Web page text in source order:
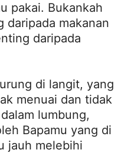
pakai. Bukankah
makanan
daripada
di langit, yang
menuai dan tidak
lumbung,
Bapamu yang di
jauh melebihi